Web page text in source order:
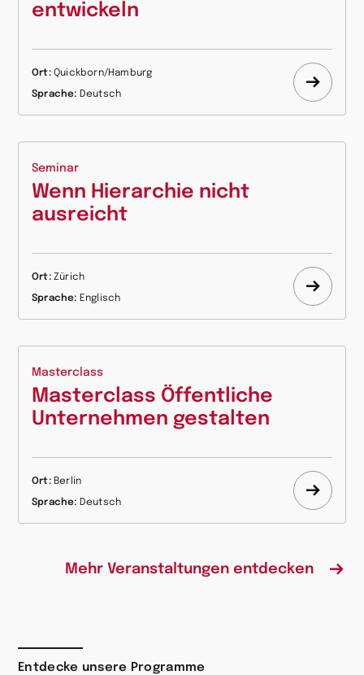
entwickeln
Ort: Quickborn/Hamburg
Sprache: Deutsch
Mehr
Seminar
Wenn Hierarchie nicht
ausreicht
Ort: Zürich
Sprache: Englisch
Mehr
Masterclass
Masterclass Öffentliche
Unternehmen gestalten
Ort: Berlin
Sprache: Deutsch
Mehr
Mehr Veranstaltungen entdecken
Entdecke unsere Programme